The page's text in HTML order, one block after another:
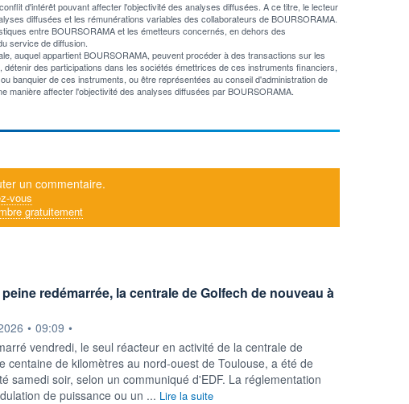
d'intérêt pouvant affecter l'objectivité des analyses diffusées. A ce titre, le lecteur
diffusées et les rémunérations variables des collaborateurs de BOURSORAMA.
entre BOURSORAMA et les émetteurs concernés, en dehors des
service de diffusion.
auquel appartient BOURSORAMA, peuvent procéder à des transactions sur les
des participations dans les sociétés émettrices de ces instruments financiers,
banquier de ces instruments, ou être représentées au conseil d'administration de
manière affecter l'objectivité des analyses diffusées par BOURSORAMA.
un commentaire.
vous
gratuitement
redémarrée, la centrale de Golfech de nouveau à
par
• 09:09 •
vendredi, le seul réacteur en activité de la centrale de
centaine de kilomètres au nord-ouest de Toulouse, a été de
samedi soir, selon un communiqué d'EDF. La réglementation
de puissance ou un ... Lire la suite